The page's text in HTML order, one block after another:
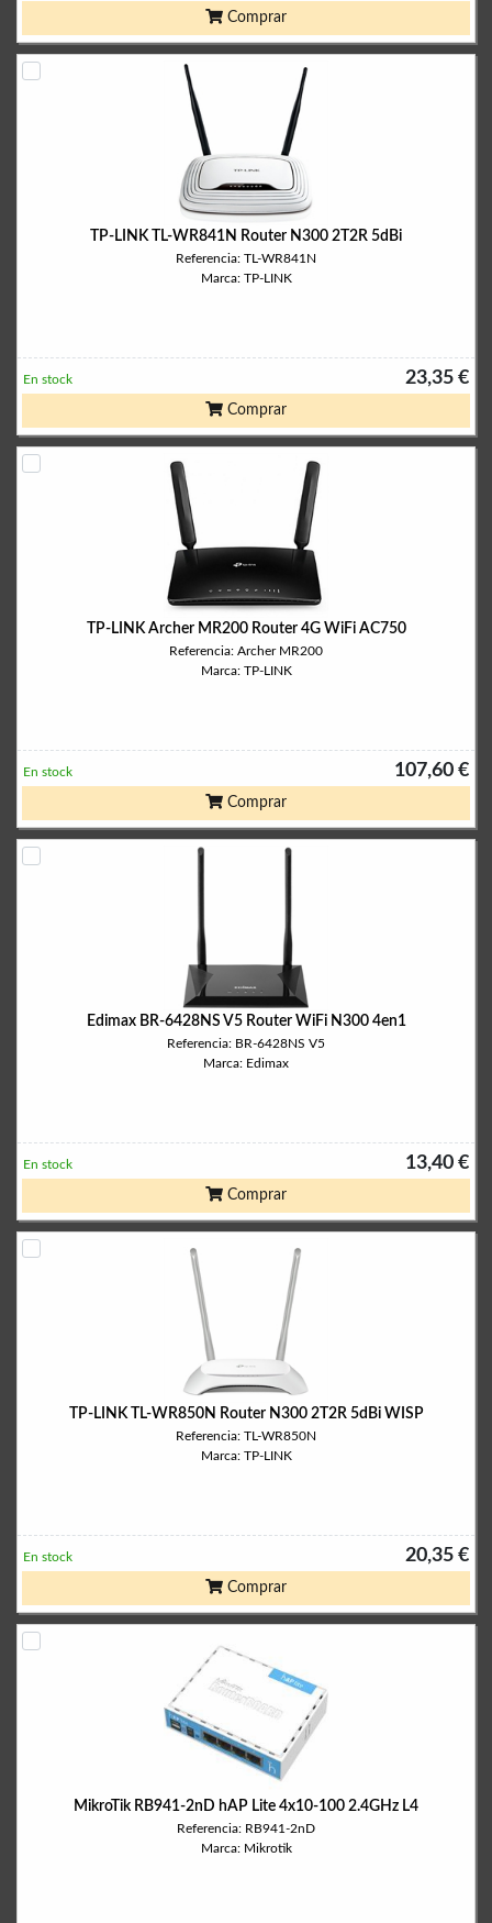
Comprar
TP-LINK TL-WR841N Router N300 2T2R 5dBi
Referencia: TL-WR841N
Marca: TP-LINK
23,35 €
En stock
Comprar
TP-LINK Archer MR200 Router 4G WiFi AC750
Referencia: Archer MR200
Marca: TP-LINK
107,60 €
En stock
Comprar
Edimax BR-6428NS V5 Router WiFi N300 4en1
Referencia: BR-6428NS V5
Marca: Edimax
13,40 €
En stock
Comprar
TP-LINK TL-WR850N Router N300 2T2R 5dBi WISP
Referencia: TL-WR850N
Marca: TP-LINK
20,35 €
En stock
Comprar
MikroTik RB941-2nD hAP Lite 4x10-100 2.4GHz L4
Referencia: RB941-2nD
Marca: Mikrotik